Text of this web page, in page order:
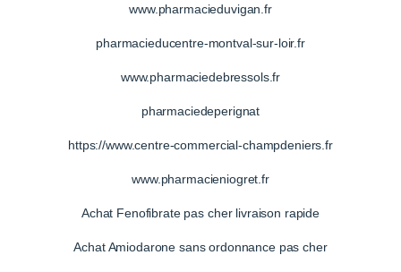
www.pharmacieduvigan.fr
pharmacieducentre-montval-sur-loir.fr
www.pharmaciedebressols.fr
pharmaciedeperignat
https://www.centre-commercial-champdeniers.fr
www.pharmacieniogret.fr
Achat Fenofibrate pas cher livraison rapide
Achat Amiodarone sans ordonnance pas cher